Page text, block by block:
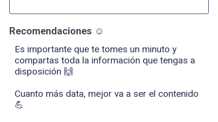
Recomendaciones ☺️